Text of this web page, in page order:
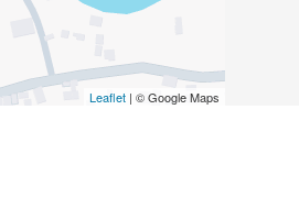
Leaflet| © Google Maps